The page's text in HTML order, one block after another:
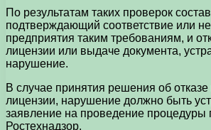
По результатам таких проверок
подтверждающий соответствие или
предприятия таким требованиям, и
лицензии или выдаче документа,
нарушение.
В случае принятия решения об
лицензии, нарушение должно быть
заявление на проведение процедуры
Ростехнадзор.